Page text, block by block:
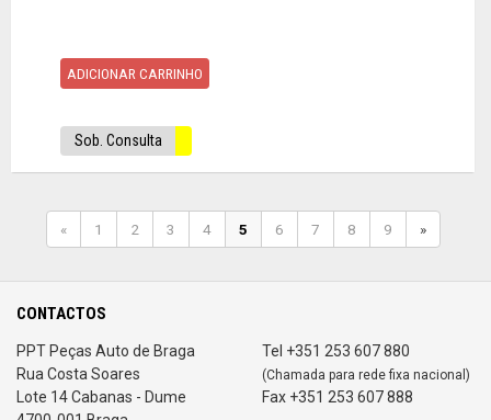
ADICIONAR CARRINHO
Sob. Consulta
« 1 2 3 4 5 6 7 8 9 »
CONTACTOS
PPT Peças Auto de Braga
Rua Costa Soares
Lote 14 Cabanas - Dume
Tel +351 253 607 880
(Chamada para rede fixa nacional)
Fax +351 253 607 888